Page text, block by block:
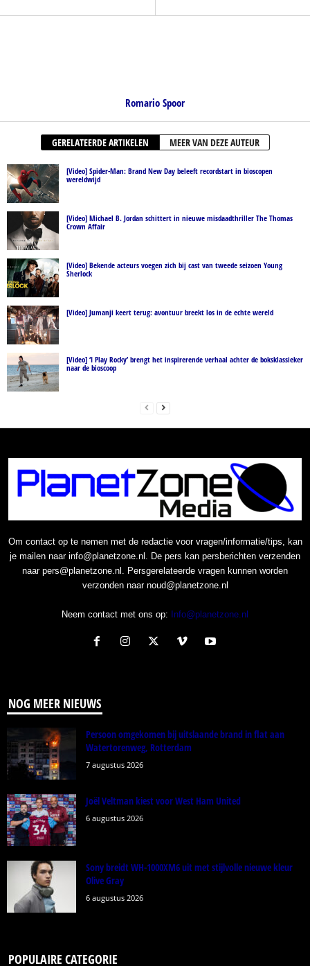
Romario Spoor
GERELATEERDE ARTIKELEN MEER VAN DEZE AUTEUR
[Video] Spider-Man: Brand New Day beleeft recordstart in bioscopen
wereldwijd
[Video] Michael B. Jordan schittert in nieuwe misdaadthriller The Thomas
Crown Affair
[Video] Bekende acteurs voegen zich bij cast van tweede seizoen Young
Sherlock
[Video] Jumanji keert terug: avontuur breekt los in de echte wereld
[Video] ‘I Play Rocky’ brengt het inspirerende verhaal achter de boksklassieker
naar de bioscoop
Om contact op te nemen met de redactie voor vragen/informatie/tips, kan
je mailen naar info@planetzone.nl. De pers kan persberichten verzenden
naar pers@planetzone.nl. Persgerelateerde vragen kunnen worden
verzonden naar noud@planetzone.nl
Neem contact met ons op: Info@planetzone.nl
NOG MEER NIEUWS
Persoon omgekomen bij uitslaande brand in flat aan
Watertorenweg, Rotterdam
7 augustus 2026
Joël Veltman kiest voor West Ham United
6 augustus 2026
Sony breidt WH-1000XM6 uit met stijlvolle nieuwe kleur
Olive Gray
6 augustus 2026
POPULAIRE CATEGORIE